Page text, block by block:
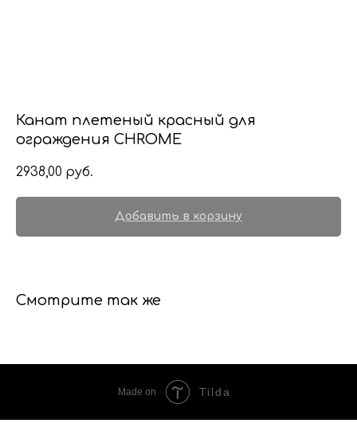
Канат плетеный красный для
ограждения CHROME
2938,00 руб.
Добавить в корзину
Смотрите так же
Made on Tilda